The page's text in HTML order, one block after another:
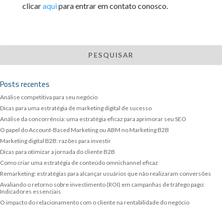
clicaraquipara entrar em contato conosco.
Posts recentes
Análise competitiva para seu negócio
Dicas para uma estratégia de marketing digital de sucesso
Análise da concorrência: uma estratégia eficaz para aprimorar seu SEO
O papel do Account-Based Marketing ou ABM no Marketing B2B
Marketing digital B2B: razões para investir
Dicas para otimizar a jornada do cliente B2B
Como criar uma estratégia de conteúdo omnichannel eficaz
Remarketing: estratégias para alcançar usuários que não realizaram conversões
Avaliando o retorno sobre investimento (ROI) em campanhas de tráfego pago:
Indicadores essenciais
O impacto do relacionamento com o cliente na rentabilidade do negócio